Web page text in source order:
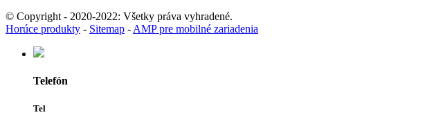
© Copyright - 2020-2022: Všetky práva vyhradené.
Horúce produkty - Sitemap - AMP pre mobilné zariadenia
Telefón
Tel